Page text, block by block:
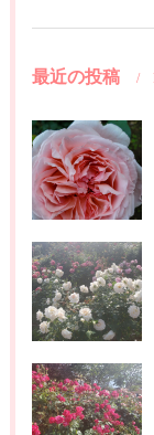
最近の投稿